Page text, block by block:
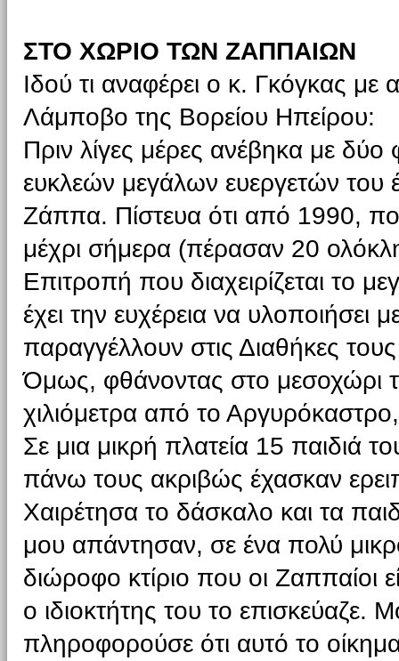
ΣΤΟ ΧΩΡΙΟ ΤΩΝ ΖΑΠΠΑΙΩΝ
Ιδού τι αναφέρει ο κ. Γκόγκας
Λάμποβο της Βορείου Ηπείρου:
Πριν λίγες μέρες ανέβηκα με
ευκλεών μεγάλων ευεργετών του
Ζάππα. Πίστευα ότι από 1990,
μέχρι σήμερα (πέρασαν 20
Επιτροπή που διαχειρίζεται το
έχει την ευχέρεια να υλοποιήσει
παραγγέλλουν στις Διαθήκες
Όμως, φθάνοντας στο μεσοχώρι
χιλιόμετρα από το
Σε μια μικρή πλατεία 15 παιδιά
πάνω τους ακριβώς έχασκαν
Χαιρέτησα το δάσκαλο και τα
μου απάντησαν, σε ένα πολύ
διώροφο κτίριο που οι Ζαππαίοι
ο ιδιοκτήτης του το
πληροφορούσε ότι αυτό το